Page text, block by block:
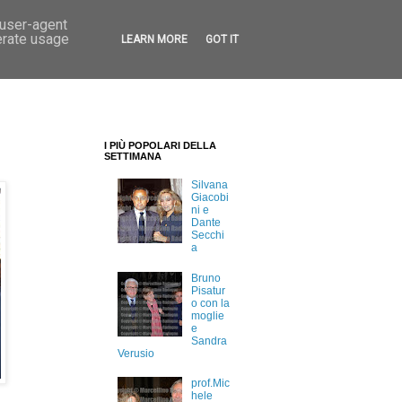
I PIÙ POPOLARI DELLA
SETTIMANA
Silvana
Giacobi
ni e
Dante
Secchi
a
Bruno
Pisatur
o con la
moglie
e
Sandra
Verusio
prof.Mic
hele
agent
usage
LEARN MORE GOT IT